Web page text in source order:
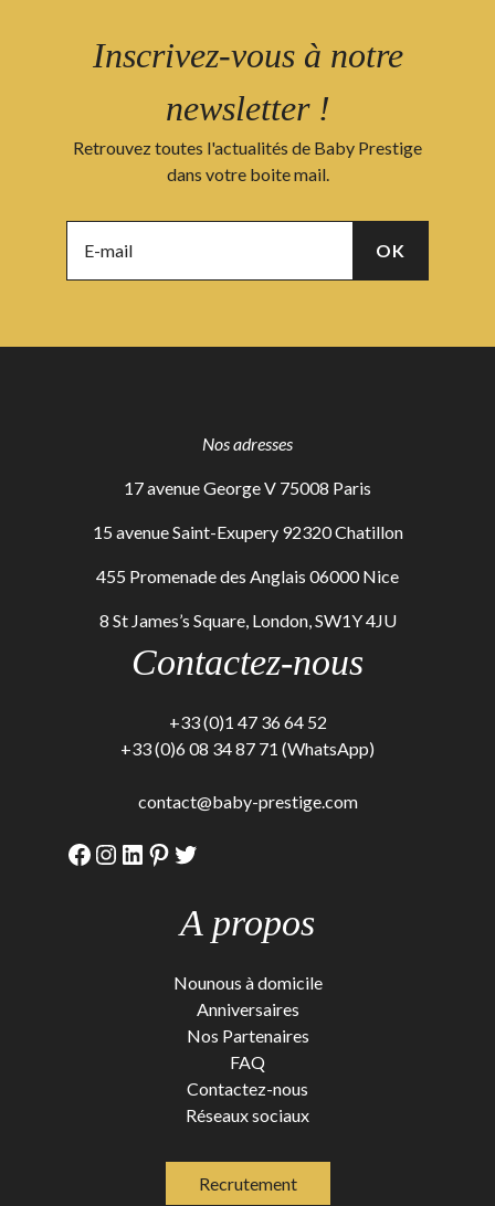
Inscrivez-vous à notre
newsletter !
Retrouvez toutes l'actualités de Baby Prestige
dans votre boite mail.
Nos adresses
17 avenue George V 75008 Paris
15 avenue Saint-Exupery 92320 Chatillon
455 Promenade des Anglais 06000 Nice
8 St James’s Square, London, SW1Y 4JU
Contactez-nous
+33 (0)1 47 36 64 52
+33 (0)6 08 34 87 71 (WhatsApp)
contact@baby-prestige.com
Facebook
Instagram
LinkedIn
Pinterest
Twitter
A propos
Nounous à domicile
Anniversaires
Nos Partenaires
FAQ
Contactez-nous
Réseaux sociaux
Recrutement